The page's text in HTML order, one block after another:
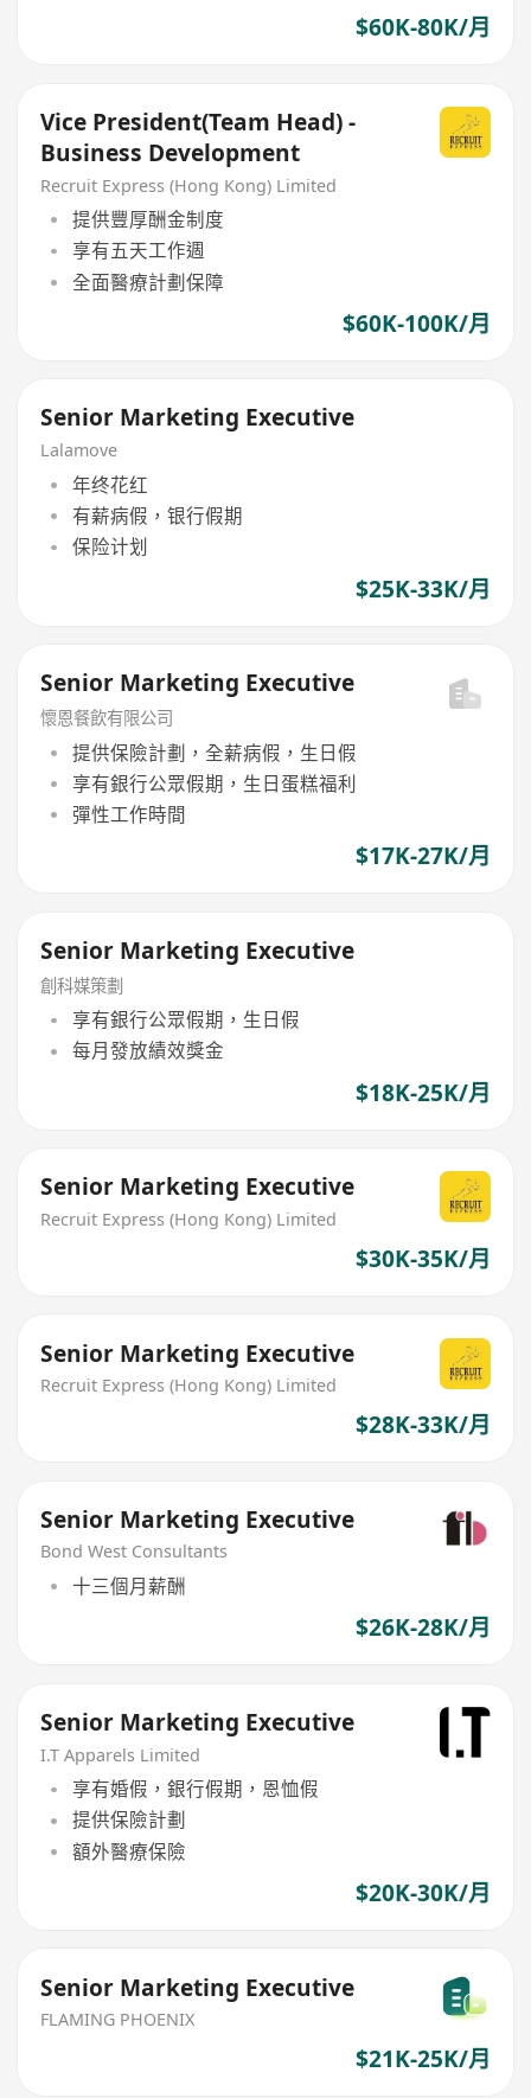
$60K-80K/月
Vice President(Team Head) -
Business Development
Recruit Express (Hong Kong) Limited
提供豐厚酬金制度
享有五天工作週
全面醫療計劃保障
$60K-100K/月
Senior Marketing Executive
Lalamove
年终花红
有薪病假，银行假期
保险计划
$25K-33K/月
Senior Marketing Executive
懷恩餐飲有限公司
提供保險計劃，全薪病假，生日假
享有銀行公眾假期，生日蛋糕福利
彈性工作時間
$17K-27K/月
Senior Marketing Executive
創科媒策劃
享有銀行公眾假期，生日假
每月發放績效獎金
$18K-25K/月
Senior Marketing Executive
Recruit Express (Hong Kong) Limited
$30K-35K/月
Senior Marketing Executive
Recruit Express (Hong Kong) Limited
$28K-33K/月
Senior Marketing Executive
Bond West Consultants
十三個月薪酬
$26K-28K/月
Senior Marketing Executive
I.T Apparels Limited
享有婚假，銀行假期，恩恤假
提供保險計劃
額外醫療保險
$20K-30K/月
Senior Marketing Executive
FLAMING PHOENIX
$21K-25K/月